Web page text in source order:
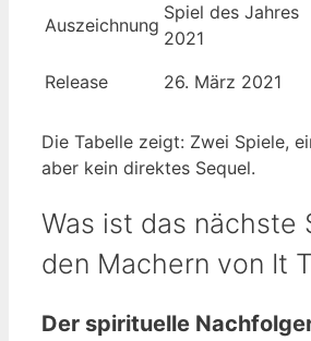
Auszeichnung
Spiel des Jahres
2021
Release 26. März 2021
Die Tabelle zeigt: Zwei Spiele,
aber kein direktes Sequel.
Was ist das nächste
den Machern von It
Der spirituelle